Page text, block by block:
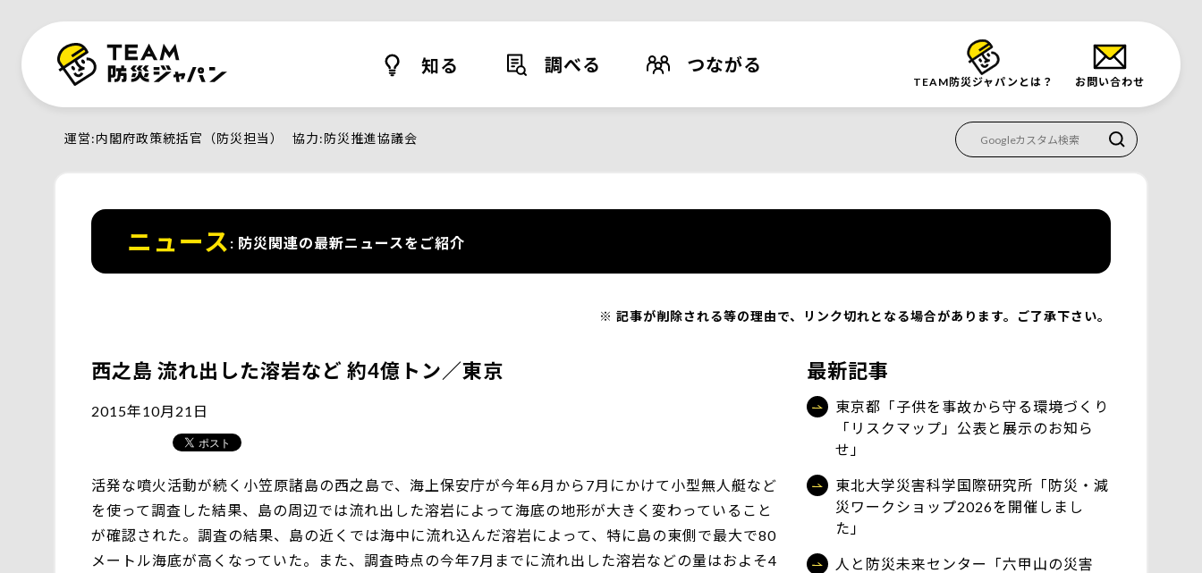
知る 調べる つながる
TEAM防災ジャパンとは？ お問い合わせ
運営 内閣府政策統括官（防災担当） 協力 防災推進協議会
ニュース 防災関連の最新ニュースをご紹介
記事が削除される等の理由で、リンク切れとなる場合があります。ご了承下さい。
西之島 流れ出した溶岩など 約4億トン／東京
2015年10月21日
活発な噴火活動が続く小笠原諸島の西之島で、海上保安庁が今年6月から7月にかけて小型無人艇など
を使って調査した結果、島の周辺では流れ出した溶岩によって海底の地形が大きく変わっていること
が確認された。調査の結果、島の近くでは海中に流れ込んだ溶岩によって、特に島の東側で最大で80
メートル海底が高くなっていた。また、調査時点の今年7月までに流れ出した溶岩などの量はおよそ4
最新記事
東京都「子供を事故から守る環境づくり
「リスクマップ」公表と展示のお知ら
せ」
東北大学災害科学国際研究所「防災・減
災ワークショップ2026を開催しまし
た」
人と防災未来センター「六甲山の災害